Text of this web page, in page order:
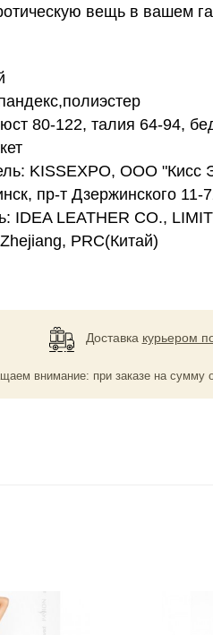
вещь в вашем
80-122, талия 64-94,
KISSEXPO, ОOО "Кисс
пр-т Дзержинского 11-
IDEA LEATHER CO.,
PRC(Китай)
Доставка курьером
внимание: при заказе на сумму